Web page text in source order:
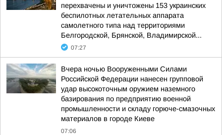
перехвачены и уничтожены 153 украинских
беспилотных летательных аппарата
самолетного типа над территориями
Белгородской, Брянской, Владимирской...
07:27
Вчера ночью Вооруженными Силами
Российской Федерации нанесен групповой
удар высокоточным оружием наземного
базирования по предприятию военной
промышленности и складу горюче-смазочных
материалов в городе Киеве
07:06